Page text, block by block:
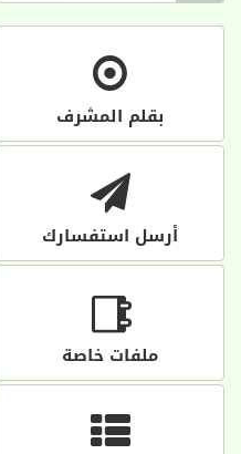
بقلم المشرف
أرسل استفسارك
ملفات خاصة